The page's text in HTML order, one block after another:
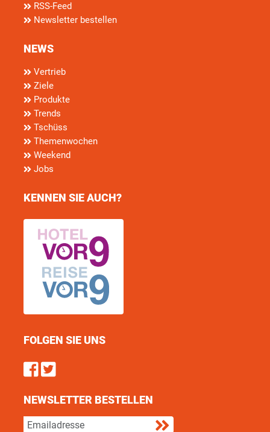
RSS-Feed
Newsletter bestellen
NEWS
Vertrieb
Ziele
Produkte
Trends
Tschüss
Themenwochen
Weekend
Jobs
KENNEN SIE AUCH?
FOLGEN SIE UNS
Find us on Facebook
Follow us on Twitter
NEWSLETTER BESTELLEN